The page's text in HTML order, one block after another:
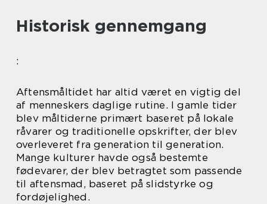
Historisk gennemgang
:
Aftensmåltidet har altid været en vigtig del
af menneskers daglige rutine. I gamle tider
blev måltiderne primært baseret på lokale
råvarer og traditionelle opskrifter, der blev
overleveret fra generation til generation.
Mange kulturer havde også bestemte
fødevarer, der blev betragtet som passende
til aftensmad, baseret på slidstyrke og
fordøjelighed.